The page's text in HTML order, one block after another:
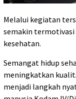
Melalui kegiatan
semakin
kesehatan.
Semangat hidup
meningkatkan
menjadi langkah